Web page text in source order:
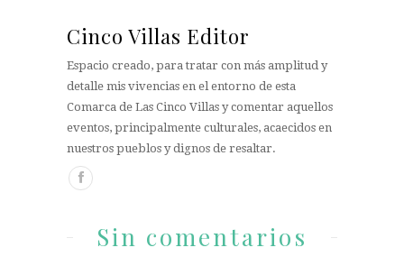
Cinco Villas Editor
Espacio creado, para tratar con más amplitud y
detalle mis vivencias en el entorno de esta
Comarca de Las Cinco Villas y comentar aquellos
eventos, principalmente culturales, acaecidos en
nuestros pueblos y dignos de resaltar.
Sin comentarios